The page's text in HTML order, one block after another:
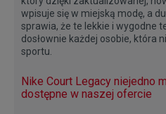
wpisuje się w miejską modę, a
sprawia, że te lekkie i wygodne
dosłownie każdej osobie, która
sportu.
Nike Court Legacy niejedno
dostępne w naszej ofercie